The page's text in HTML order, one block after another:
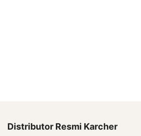
Distributor Resmi Karcher